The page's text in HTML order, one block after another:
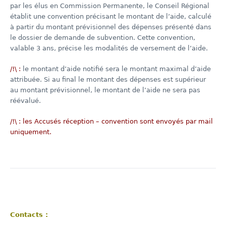
par les élus en Commission Permanente, le Conseil Régional
établit une convention précisant le montant de l’aide, calculé
à partir du montant prévisionnel des dépenses présenté dans
le dossier de demande de subvention. Cette convention,
valable 3 ans, précise les modalités de versement de l’aide.
/!\ : le montant d’aide notifié sera le montant maximal d’aide
attribuée. Si au final le montant des dépenses est supérieur
au montant prévisionnel, le montant de l’aide ne sera pas
réévalué.
/!\ : les Accusés réception – convention sont envoyés par mail
uniquement.
Contacts :